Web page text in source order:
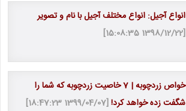
انواع آجیل: انواع مختلف آجیل با نام و تصویر
[1398/12/22 15:08:35]
خواص زردچوبه | 7 خاصیت زردچوبه که شما را
شگفت زده خواهد کرد![1399/04/07 18:47:23]